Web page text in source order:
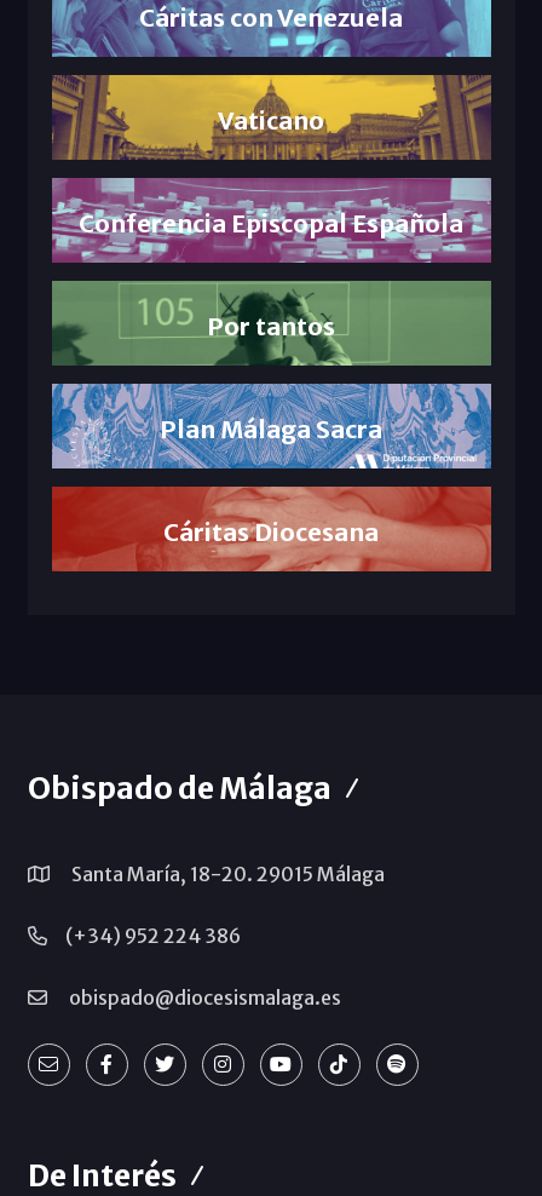
Cáritas con Venezuela
Vaticano
Conferencia Episcopal Española
Por tantos
Plan Málaga Sacra
Cáritas Diocesana
Obispado de Málaga
Santa María, 18-20. 29015 Málaga
(+34) 952 224 386
obispado@diocesismalaga.es
De Interés